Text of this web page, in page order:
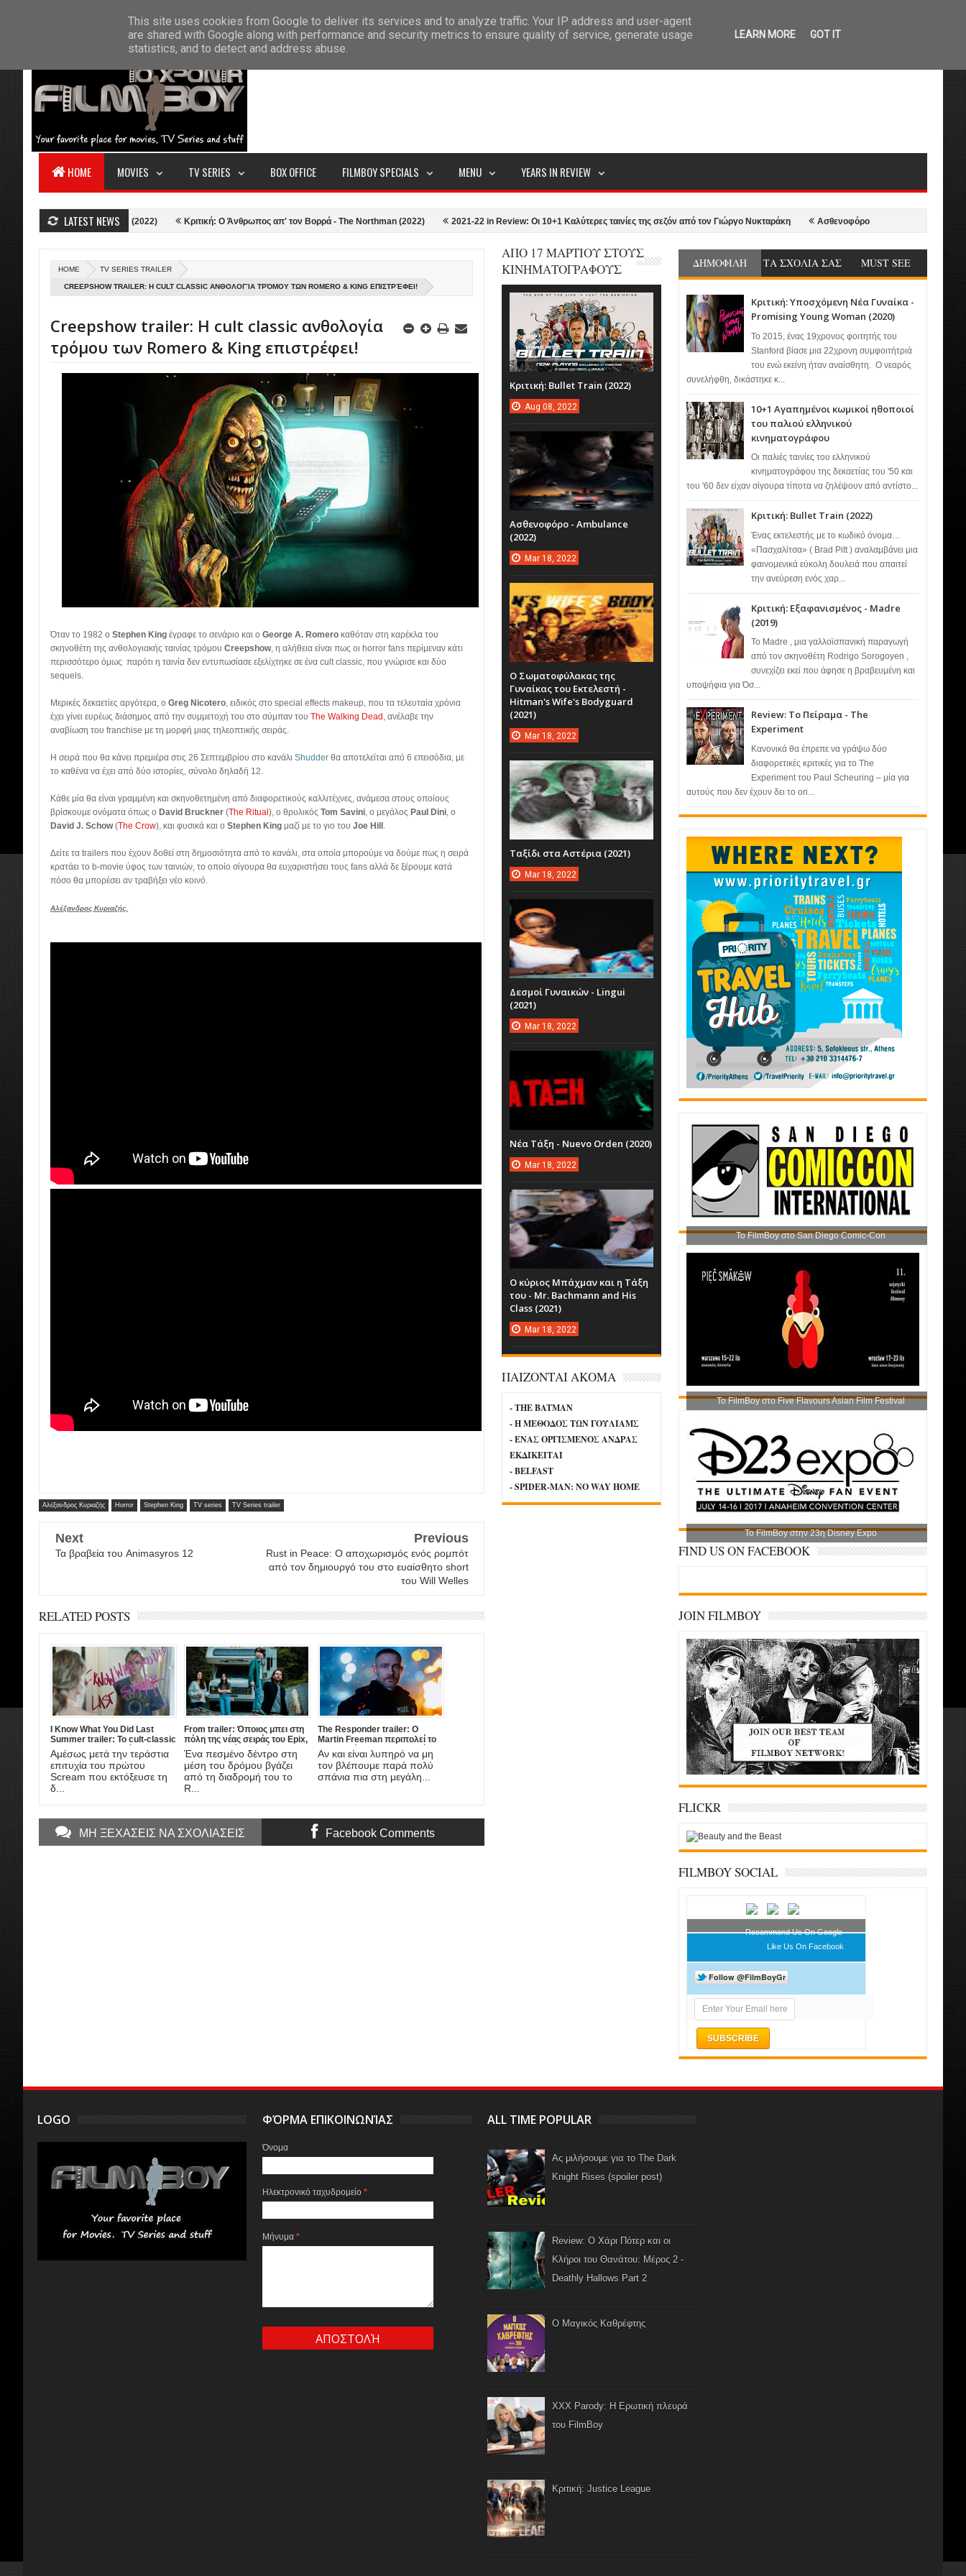
HOME ABOUT US CONTACT SITEMAP
HOME MOVIES TV SERIES BOX OFFICE FILMBOY SPECIALS MENU YEARS IN REVIEW
LATEST NEWS
of Madness (2022) Κριτική: Ο Άνθρωπος απ' τον Βορρά - The Northman (2022) 2021-22 in Review: Οι 10+1 Καλύτερες ταινίες της σεζόν από τον Γιώργο Νυκταράκη Ασθενοφόρο - Ambulance (2022)
HOME TV SERIES TRAILER
CREEPSHOW TRAILER: Η CULT CLASSIC ΑΝΘΟΛΟΓΊΑ ΤΡΌΜΟΥ ΤΩΝ ROMERO & KING ΕΠΙΣΤΡΈΦΕΙ!
Creepshow trailer: Η cult classic ανθολογία
τρόμου των Romero & King επιστρέφει!
Όταν το 1982 ο Stephen King έγραφε το σενάριο και ο George A. Romero καθόταν στη καρέκλα του
σκηνοθέτη της ανθολογιακής ταινίας τρόμου Creepshow, η αλήθεια είναι πως οι horror fans περίμεναν κάτι
περισσότερο όμως παρότι η ταινία δεν εντυπωσίασε εξελίχτηκε σε ένα cult classic, που γνώρισε και δύο
sequels.
Μερικές δεκαετίες αργότερα, ο Greg Nicotero, ειδικός στο special effects makeup, που τα τελευταία χρόνια
έχει γίνει ευρέως διάσημος από την συμμετοχή του στο σύμπαν του The Walking Dead , ανέλαβε την
αναβίωση του franchise με τη μορφή μιας τηλεοπτικής σειράς.
Η σειρά που θα κάνει πρεμιέρα στις 26 Σεπτεμβρίου στο κανάλι Shudder θα αποτελείται από 6 επεισόδια, με
το καθένα να έχει από δύο ιστορίες, σύνολο δηλαδή 12.
Κάθε μία θα είναι γραμμένη και σκηνοθετημένη από διαφορετικούς καλλιτέχνες, ανάμεσα στους οποίους
βρίσκουμε ονόματα όπως ο David Bruckner (The Ritual ), ο θρυλικός Tom Savini, ο μεγάλος Paul Dini, ο
David J. Schow(The Crow), και φυσικά και ο Stephen King μαζί με το γιο του Joe Hill .
Δείτε τα trailers που έχουν δοθεί στη δημοσιότητα από το κανάλι, στα οποία μπορούμε να δούμε πως η σειρά
κρατάει το b-movie ύφος των ταινιών, το οποίο σίγουρα θα ευχαριστήσει τους fans αλλά δε ξέρουμε κατά
πόσο θα μπορέσει αν τραβήξει νέο κοινό.
Αλέξανδρος Κυριαζής.
Αλέξανδρος Κυριαζής Horror Stephen King TV series TV Series trailer
Next
Τα βραβεία του Animasyros 12
Previous
Rust in Peace: Ο αποχωρισμός ενός ρομπότ
από τον δημιουργό του στο ευαίσθητο short
του Will Welles
RELATED POSTS
I Know What You Did Last
Summer trailer: Το cult-classic
90s slasher επιστρέφει σε
τηλεοπτικό remake του
Amazon!
Αμέσως μετά την τεράστια
επιτυχία του πρώτου
Scream που εκτόξευσε τη
δ...
From trailer: Όποιος μπει στη
πόλη της νέας σειράς του Epix,
δεν ξαναβγαίνει ποτέ!
Ένα πεσμένο δέντρο στη
μέση του δρόμου βγάζει
από τη διαδρομή του το
R...
The Responder trailer: Ο
Martin Freeman περιπολεί το
νυχτερινό Liverpool στη νέα
μίνι-σειρά του BBC
Αν και είναι λυπηρό να μη
τον βλέπουμε παρά πολύ
σπάνια πια στη μεγάλη...
ΜΗ ΞΕΧΑΣΕΙΣ ΝΑ ΣΧΟΛΙΑΣΕΙΣ Facebook Comments
ΔΗΜΟΦΙΛΗ ΤΑ ΣΧΟΛΙΑ ΣΑΣ MUST SEE
Κριτική: Υποσχόμενη Νέα Γυναίκα -
Promising Young Woman (2020)
Το 2015, ένας 19χρονος φοιτητής του
Stanford βίασε μια 22χρονη συμφοιτήτριά
του ενώ εκείνη ήταν αναίσθητη. Ο νεαρός
συνελήφθη, δικάστηκε κ...
10+1 Αγαπημένοι κωμικοί ηθοποιοί
του παλιού ελληνικού
κινηματογράφου
Οι παλιές ταινίες του ελληνικού
κινηματογράφου της δεκαετίας του '50 και
του '60 δεν είχαν σίγουρα τίποτα να ζηλέψουν από αντίστο...
Κριτική: Bullet Train (2022)
Ένας εκτελεστής με το κωδικό όνομα…
«Πασχαλίτσα» ( Brad Pitt ) αναλαμβάνει μια
φαινομενικά εύκολη δουλειά που απαιτεί
την ανεύρεση ενός χαρ...
Κριτική: Εξαφανισμένος - Madre
(2019)
Το Madre , μια γαλλοϊσπανική παραγωγή
από τον σκηνοθέτη Rodrigo Sorogoyen ,
συνεχίζει εκεί που άφησε η βραβευμένη και
υποψήφια για Όσ...
Review: Το Πείραμα - The
Experiment
Κανονικά θα έπρεπε να γράψω δύο
διαφορετικές κριτικές για το The
Experiment του Paul Scheuring – μία για
αυτούς που δεν έχουν δει το ori...
Το FilmBoy στο San Diego Comic-Con
Το FilmBoy στο Five Flavours Asian Film Festival
Το FilmBoy στην 23η Disney Expo
FIND US ON FACEBOOK
JOIN FILMBOY
FLICKR
FILMBOY SOCIAL
Recommend Us On Google
Like Us On Facebook
ΑΠΟ 17 ΜΑΡΤΙΟΥ ΣΤΟΥΣ
ΚΙΝΗΜΑΤΟΓΡΑΦΟΥΣ
Κριτική: Bullet Train (2022)
Aug 08, 2022
Ασθενοφόρο - Ambulance
(2022)
Mar 18, 2022
Ο Σωματοφύλακας της
Γυναίκας του Εκτελεστή -
Hitman's Wife's Bodyguard
(2021)
Mar 18, 2022
Ταξίδι στα Αστέρια (2021)
Mar 18, 2022
Δεσμοί Γυναικών - Lingui
(2021)
Mar 18, 2022
Νέα Τάξη - Nuevo Orden (2020)
Mar 18, 2022
Ο κύριος Μπάχμαν και η Τάξη
του - Mr. Bachmann and His
Class (2021)
Mar 18, 2022
ΠΑΙΖΟΝΤΑΙ ΑΚΟΜΑ
- THE BATMAN
- Η ΜΕΘΟΔΟΣ ΤΩΝ ΓΟΥΛΙΑΜΣ
- ΕΝΑΣ ΟΡΓΙΣΜΕΝΟΣ ΑΝΔΡΑΣ
ΕΚΔΙΚΕΙΤΑΙ
- BELFAST
- SPIDER-MAN: NO WAY HOME
LOGO ΦΌΡΜΑ ΕΠΙΚΟΙΝΩΝΊΑΣ
Όνομα
Ηλεκτρονικό ταχυδρομείο*
Μήνυμα*
ALL TIME POPULAR
Ας μιλήσουμε για το The Dark
Knight Rises (spoiler post)
Review: Ο Χάρι Πότερ και οι
Κλήροι του Θανάτου: Μέρος 2 -
Deathly Hallows Part 2
Ο Μαγικός Καθρέφτης
XXX Parody: Η Ερωτική πλευρά
του FilmBoy
Κριτική: Justice League
This site uses cookies from Google to deliver its services and to analyze traffic. Your IP address and user-agent
are shared with Google along with performance and security metrics to ensure quality of service, generate usage
statistics, and to detect and address abuse.
LEARN MORE GOT IT